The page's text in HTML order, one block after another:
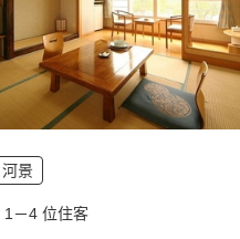
河景
1－4 位住客